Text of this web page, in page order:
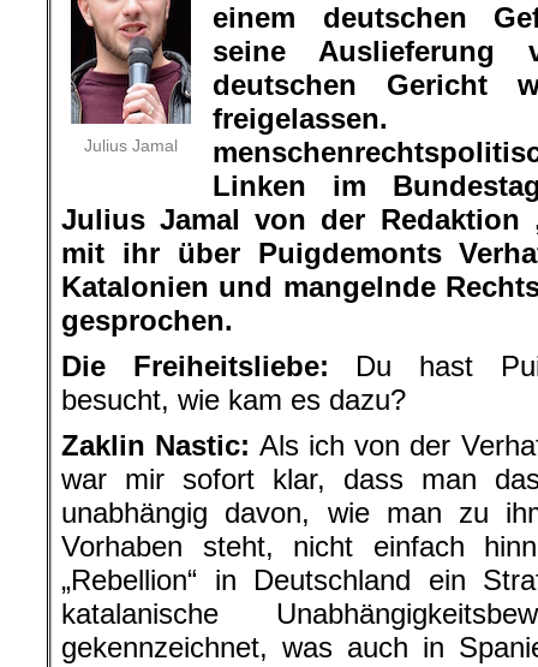
Julius Jamal
einem deutschen
seine Auslieferung
deutschen Gericht
freigelassen.
Linken im
Julius Jamal von der Redaktion
mit ihr über Puigdemonts
Katalonien und mangelnde
gesprochen.
Die Freiheitsliebe: Du hast
besucht, wie kam es dazu?
Zaklin Nastic: Als ich von der
war mir sofort klar, dass man
unabhängig davon, wie man zu
Vorhaben steht, nicht einfach
„Rebellion“ in Deutschland ein
katalanische
gekennzeichnet, was auch in